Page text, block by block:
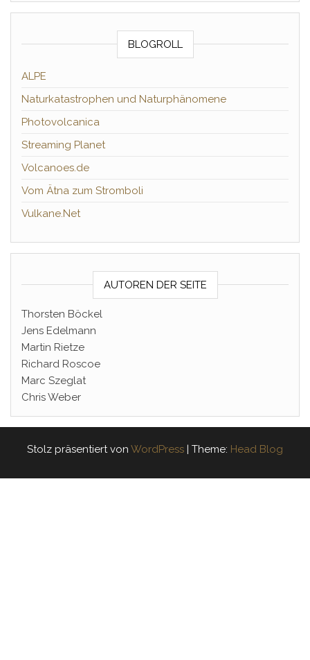
BLOGROLL
ALPE
Naturkatastrophen und Naturphänomene
Photovolcanica
Streaming Planet
Volcanoes.de
Vom Ätna zum Stromboli
Vulkane.Net
AUTOREN DER SEITE
Thorsten Böckel
Jens Edelmann
Martin Rietze
Richard Roscoe
Marc Szeglat
Chris Weber
Stolz präsentiert von WordPress | Theme: Head Blog